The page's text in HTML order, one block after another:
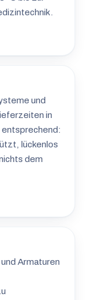
und
in
lückenlos
dem
Armaturen